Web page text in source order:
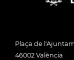
Plaça de
46002 València